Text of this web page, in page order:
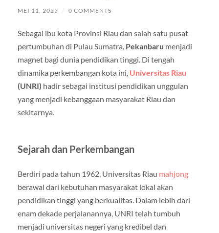
MEI 11, 2025 / 0 COMMENTS
Sebagai ibu kota Provinsi Riau dan salah satu pusat
pertumbuhan di Pulau Sumatra, Pekanbaru menjadi
magnet bagi dunia pendidikan tinggi. Di tengah
dinamika perkembangan kota ini, Universitas Riau
(UNRI) hadir sebagai institusi pendidikan unggulan
yang menjadi kebanggaan masyarakat Riau dan
sekitarnya.
Sejarah dan Perkembangan
Berdiri pada tahun 1962, Universitas Riau mahjong
berawal dari kebutuhan masyarakat lokal akan
pendidikan tinggi yang berkualitas. Dalam lebih dari
enam dekade perjalanannya, UNRI telah tumbuh
menjadi universitas negeri yang kredibel dan